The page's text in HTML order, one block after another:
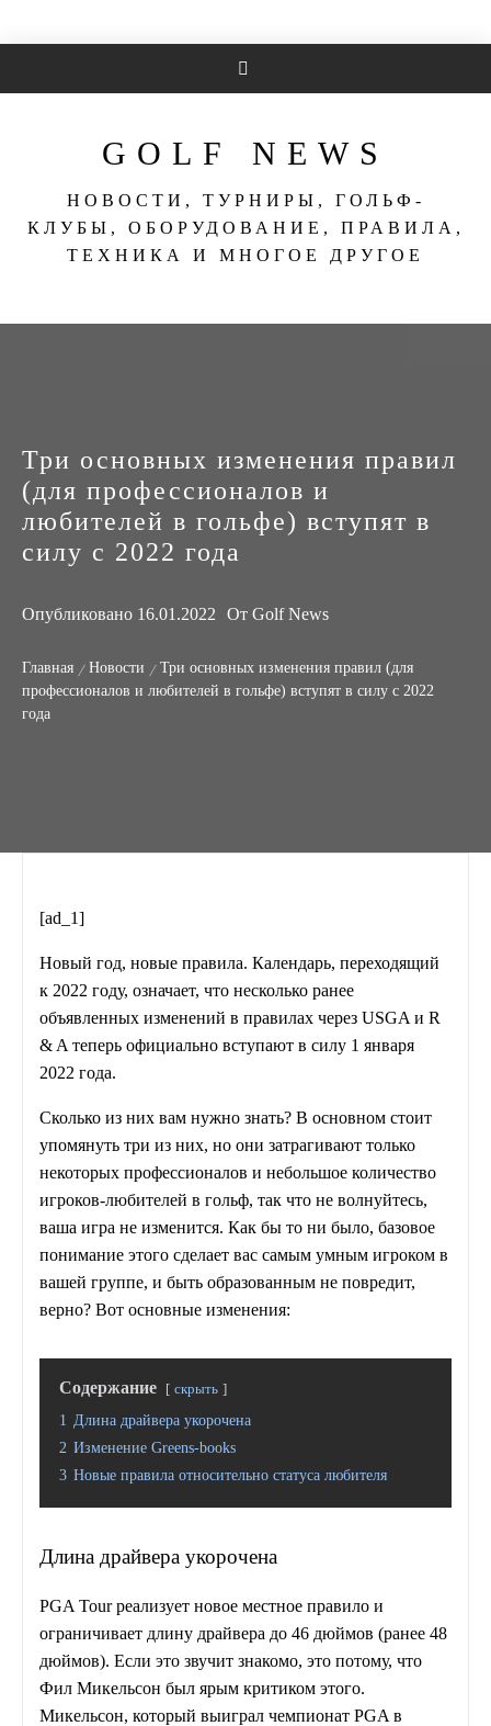
GOLF NEWS
НОВОСТИ, ТУРНИРЫ, ГОЛЬФ-
КЛУБЫ, ОБОРУДОВАНИЕ, ПРАВИЛА,
ТЕХНИКА И МНОГОЕ ДРУГОЕ
Три основных изменения правил
(для профессионалов и
любителей в гольфе) вступят в
силу с 2022 года
Опубликовано 16.01.2022 От Golf News
Главная Новости
Три основных изменения правил (для
профессионалов и любителей в гольфе) вступят в силу с 2022
года
[ad_1]
Новый год, новые правила. Календарь, переходящий
к 2022 году, означает, что несколько ранее
объявленных изменений в правилах через USGA и R
& A теперь официально вступают в силу 1 января
2022 года.
Сколько из них вам нужно знать? В основном стоит
упомянуть три из них, но они затрагивают только
некоторых профессионалов и небольшое количество
игроков-любителей в гольф, так что не волнуйтесь,
ваша игра не изменится. Как бы то ни было, базовое
понимание этого сделает вас самым умным игроком в
вашей группе, и быть образованным не повредит,
верно? Вот основные изменения:
Содержание скрыть
1 Длина драйвера укорочена
2 Изменение Greens-books
3 Новые правила относительно статуса любителя
Длина драйвера укорочена
PGA Tour реализует новое местное правило и
ограничивает длину драйвера до 46 дюймов (ранее 48
дюймов). Если это звучит знакомо, это потому, что
Фил Микельсон был ярым критиком этого.
Микельсон, который выиграл чемпионат PGA в